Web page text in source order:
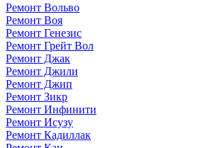
Ремонт Вольво
Ремонт Воя
Ремонт Генезис
Ремонт Грейт Вол
Ремонт Джак
Ремонт Джили
Ремонт Джип
Ремонт Зикр
Ремонт Инфинити
Ремонт Исузу
Ремонт Кадиллак